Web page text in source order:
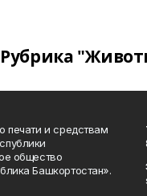
Рубрика
печати и средствам
общество
Башкортостан».